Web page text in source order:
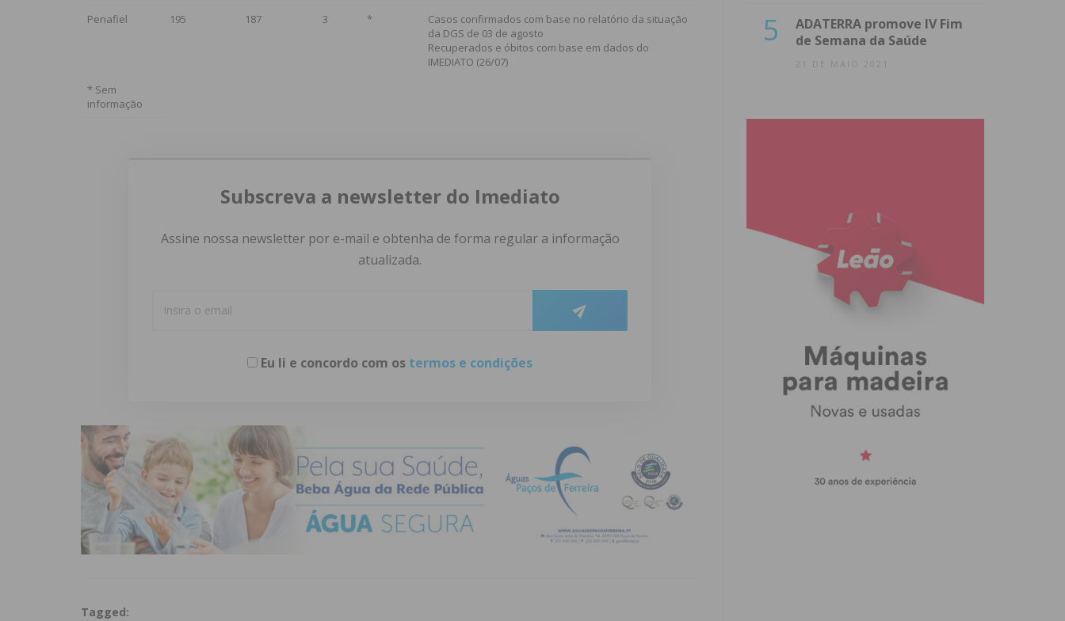
Penafiel
195 187 3 *
Casos confirmados com base no relatório da situação
da DGS de 03 de agosto
Recuperados e óbitos com base em dados do
IMEDIATO (26/07)
* Sem
informação
Subscreva a newsletter do Imediato
Assine nossa newsletter por e-mail e obtenha de forma regular a informação
atualizada.
Eu li e concordo com os termos e condições
Tagged:
5
ADATERRA promove IV Fim
de Semana da Saúde
21 DE MAIO 2021